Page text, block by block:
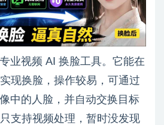
业视频 AI 换脸工具。它能在
现换脸，操作较易，可通过
中的人脸，并自动交换目标
支持视频处理，暂时没发现